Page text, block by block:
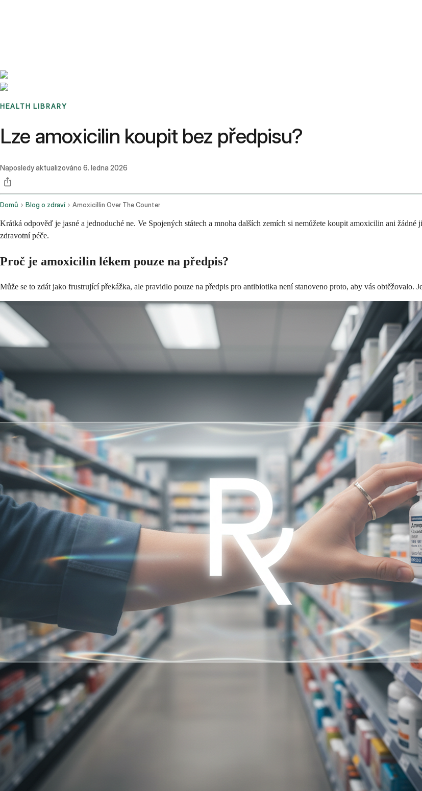
HEALTH LIBRARY
Lze amoxicilin koupit bez předpisu?
Naposledy aktualizováno 6. ledna 2026
Domů Blog o zdraví Amoxicillin Over The Counter
Krátká odpověď je jasné a jednoduché ne. Ve Spojených státech a mnoha dalších zemích si nemůžete koupit amoxicilin ani
zdravotní péče.
Proč je amoxicilin lékem pouze na předpis?
Může se to zdát jako frustrující překážka, ale pravidlo pouze na předpis pro antibiotika není stanoveno proto, aby vás